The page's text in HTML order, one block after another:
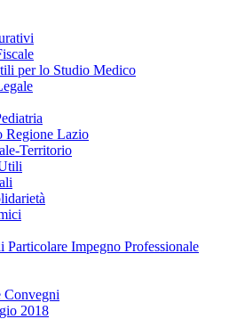
per lo Studio Medico
Regione Lazio
Territorio
Particolare Impegno Professionale
Convegni
2018